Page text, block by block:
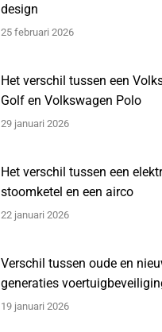
design
25 februari 2026
Het verschil tussen een
Golf en Volkswagen Polo
29 januari 2026
Het verschil tussen een
stoomketel en een airco
22 januari 2026
Verschil tussen oude en
generaties
19 januari 2026